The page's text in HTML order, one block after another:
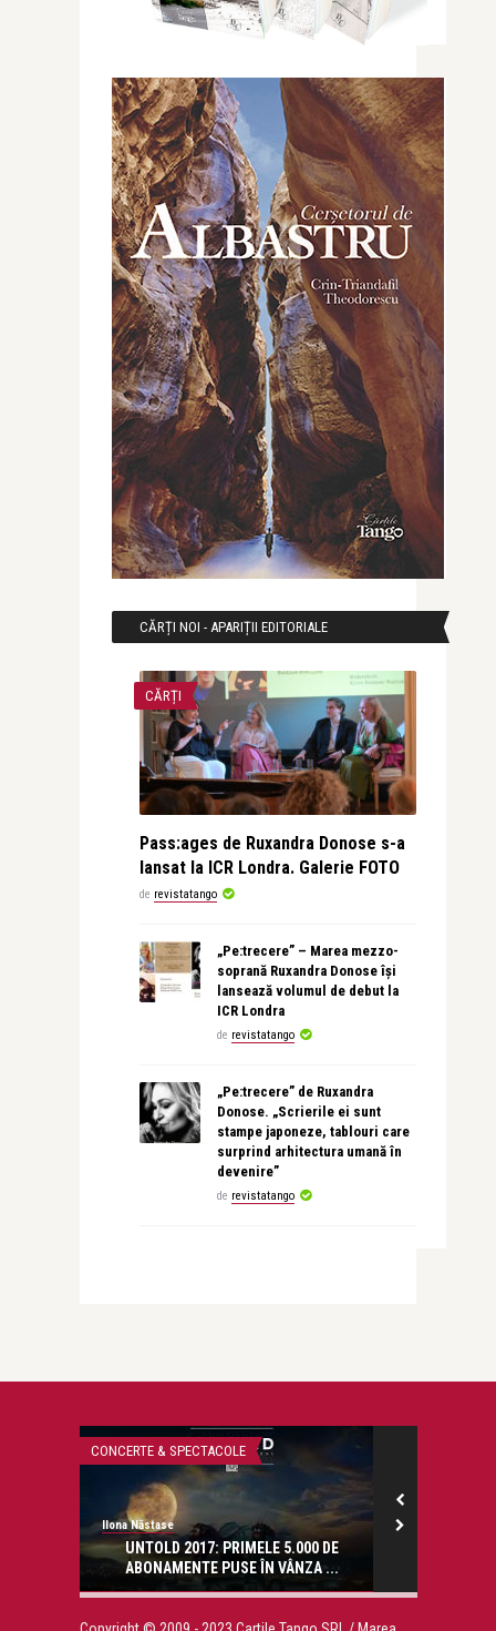
CĂRȚI NOI - APARIȚII EDITORIALE
CĂRȚI
Pass:ages de Ruxandra Donose s-a
lansat la ICR Londra. Galerie FOTO
de revistatango
„Pe:trecere” – Marea mezzo-
soprană Ruxandra Donose își
lansează volumul de debut la
ICR Londra
de revistatango
„Pe:trecere” de Ruxandra
Donose. „Scrierile ei sunt
stampe japoneze, tablouri care
surprind arhitectura umană în
devenire”
de revistatango
CONCERTE & SPECTACOLE
Ilona Năstase
UNTOLD 2017: PRIMELE 5.000 DE
ABONAMENTE PUSE ÎN VÂNZA ...